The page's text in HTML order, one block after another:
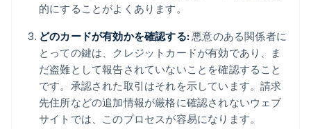
的にすることがよくあります。
どのカードが有効かを確認する: 悪意のある関係者に
とっての鍵は、クレジットカードが有効であり、ま
だ盗難として報告されていないことを確認すること
です。承認された取引はそれを示しています。請求
先住所などの追加情報が厳格に確認されないウェブ
サイトでは、このプロセスが容易になります。